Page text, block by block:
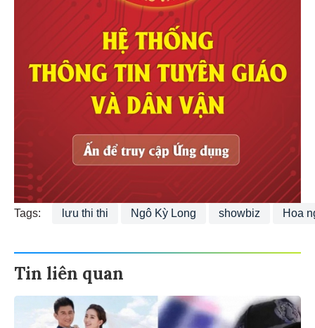
Tags: lưu thi thi Ngô Kỳ Long showbiz Hoa
Tin liên quan